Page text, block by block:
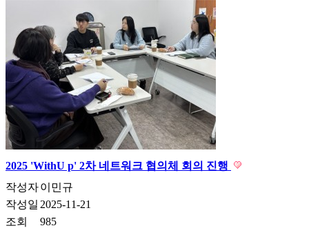
2025 'WithU p' 2차 네트워크 협의체 회의 진행
작성자이민규
작성일 2025-11-21
조회
985